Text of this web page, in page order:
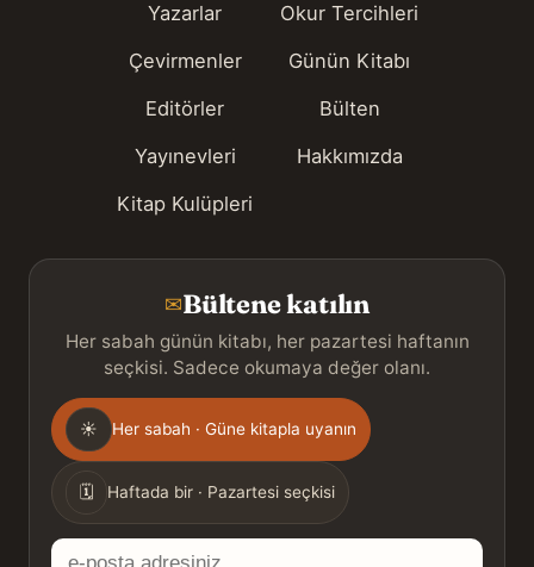
Yazarlar
Çevirmenler
Editörler
Yayınevleri
Kitap Kulüpleri
Okur Tercihleri
Günün Kitabı
Bülten
Hakkımızda
✉Bültene katılın
Her sabah günün kitabı, her pazartesi haftanın
seçkisi. Sadece okumaya değer olanı.
Gönderim
sıklığı
☀ Her sabah · Güne kitapla uyanın
🗓 Haftada bir · Pazartesi seçkisi
E-